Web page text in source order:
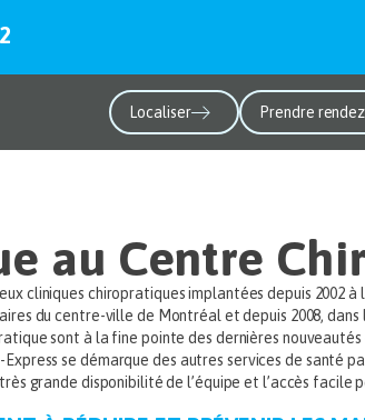
Localiser Prendre
au Centre
cliniques chiropratiques implantées depuis 2002 à
du centre-ville de Montréal et depuis 2008, dans
sont à la fine pointe des dernières nouveautés
se démarque des autres services de santé
grande disponibilité de l’équipe et l’accès facile